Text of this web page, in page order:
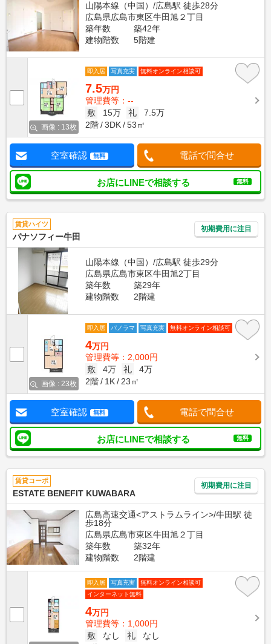
山陽本線（中国）/広島駅 徒歩28分
広島県広島市東区牛田旭２丁目
築年数
築42年
建物階数
5階建
画像 : 13枚
即入居 写真充実 無料オンライン相談可
7.5万円
管理費等：--
敷
15万 礼
7.5万
2階
3DK 53㎡
空室確認 無料 電話で問合せ
お店にLINEで相談する 無料
賃貸ハイツ
パナソフィー牛田
初期費用に注目
山陽本線（中国）/広島駅 徒歩29分
広島県広島市東区牛田旭2丁目
築年数
築29年
建物階数
2階建
画像 : 23枚
即入居 パノラマ 写真充実 無料オンライン相談可
4万円
管理費等：2,000円
敷
4万 礼
4万
2階
1K 23㎡
空室確認 無料 電話で問合せ
お店にLINEで相談する 無料
賃貸コーポ
ESTATE BENEFIT KUWABARA
初期費用に注目
広島高速交通<アストラムライン>/牛田駅 徒
歩18分
広島県広島市東区牛田旭２丁目
築年数
築32年
建物階数
2階建
即入居 写真充実
無料オンライン相談可
インターネット無料
4万円
管理費等：1,000円
敷
なし 礼
なし